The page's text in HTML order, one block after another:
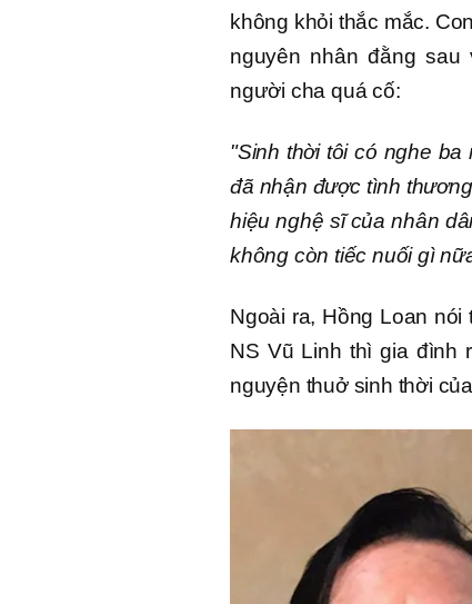
không khỏi thắc mắc.
nguyên nhân đằng
người cha quá cố:
"Sinh thời tôi có nghe
đã nhận được tình
hiệu nghệ sĩ của nhân
không còn tiếc nuối gì
Ngoài ra, Hồng Loan
NS Vũ Linh thì gia đình
nguyện thuở sinh thời